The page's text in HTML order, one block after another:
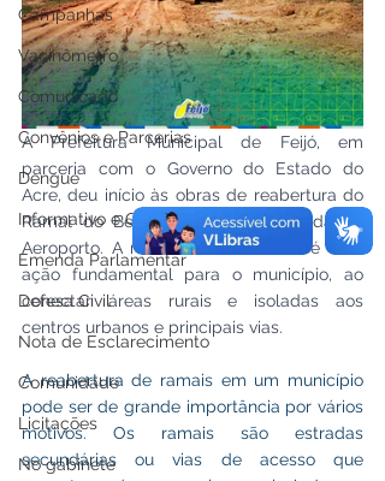
Campanhas
Vacinômetro
Comunicado
Convênios e Parcerias
Dengue
Informativo e Convite
Emenda Parlamentar
Defesa Civil
Nota de Esclarecimento
Comunidade
Licitações
No gabinete
A Prefeitura Municipal de Feijó, em
parceria com o Governo do Estado do
Acre, deu início às obras de reabertura do
Ramal do Berlim, próximo à Estrada do
Aeroporto. A reabertura de ramais é uma
ação fundamental para o município, ao
conectar áreas rurais e isoladas aos
centros urbanos e principais vias.
A reabertura de ramais em um município
pode ser de grande importância por vários
motivos. Os ramais são estradas
secundárias ou vias de acesso que